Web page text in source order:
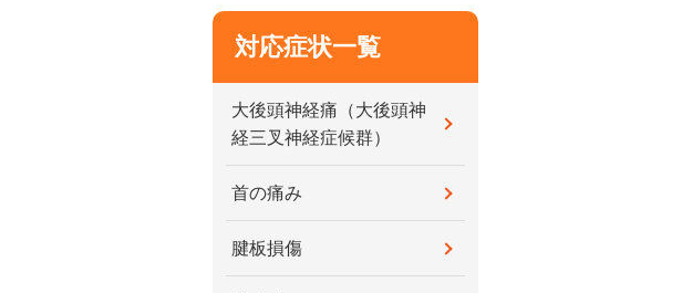
対応症状一覧
大後頭神経痛（大後頭神
経三叉神経症候群）
首の痛み
腱板損傷